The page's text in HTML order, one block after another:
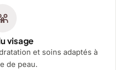
visage
et soins adaptés à
de peau.